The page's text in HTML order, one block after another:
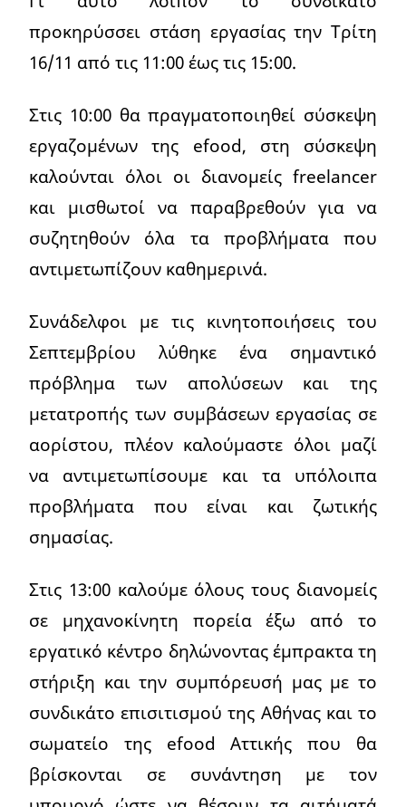
προκηρύσσει στάση εργασίας την Τρίτη
16/11 από τις 11:00 έως τις 15:00.
Στις 10:00 θα πραγματοποιηθεί σύσκεψη
εργαζομένων της efood, στη σύσκεψη
καλούνται όλοι οι διανομείς freelancer
και μισθωτοί να παραβρεθούν για να
συζητηθούν όλα τα προβλήματα που
αντιμετωπίζουν καθημερινά.
Συνάδελφοι με τις κινητοποιήσεις του
Σεπτεμβρίου λύθηκε ένα σημαντικό
πρόβλημα των απολύσεων και της
μετατροπής των συμβάσεων εργασίας σε
αορίστου, πλέον καλούμαστε όλοι μαζί
να αντιμετωπίσουμε και τα υπόλοιπα
προβλήματα που είναι και ζωτικής
σημασίας.
Στις 13:00 καλούμε όλους τους διανομείς
σε μηχανοκίνητη πορεία έξω από το
εργατικό κέντρο δηλώνοντας έμπρακτα τη
στήριξη και την συμπόρευσή μας με το
συνδικάτο επισιτισμού της Αθήνας και το
σωματείο της efood Αττικής που θα
βρίσκονται σε συνάντηση με τον